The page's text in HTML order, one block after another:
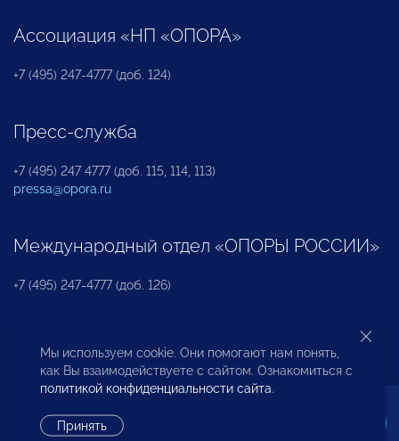
Ассоциация «НП «ОПОРА»
+7 (495) 247-4777 (доб. 124)
Пресс-служба
+7 (495) 247 4777 (доб. 115, 114, 113)
pressa@opora.ru
Международный отдел «ОПОРЫ РОССИИ»
+7 (495) 247-4777 (доб. 126)
Бюро по защите прав предпринимателей и
инвесторов
Мы используем cookie. Они помогают нам понять,
как Вы взаимодействуете с сайтом. Ознакомиться с
политикой конфиденциальности сайта.
Принять